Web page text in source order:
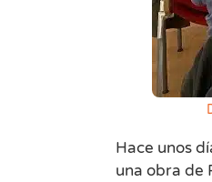
Hace unos
una obra de